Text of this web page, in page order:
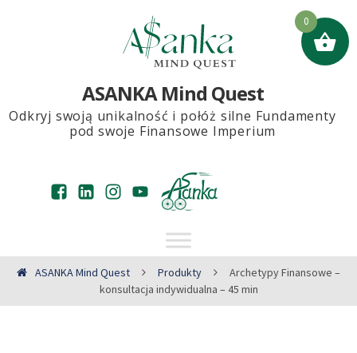
ASANKA Mind Quest
Odkryj swoją unikalność i połóż silne Fundamenty
pod swoje Finansowe Imperium
ASANKA Mind Quest Produkty
Archetypy Finansowe –
konsultacja indywidualna – 45 min
0